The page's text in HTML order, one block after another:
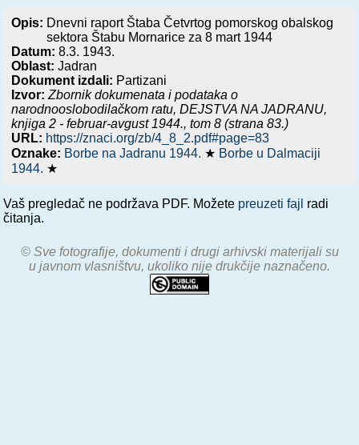
Opis: Dnevni raport Štaba Četvrtog pomorskog obalskog
sektora Štabu Mornarice za 8 mart 1944
Datum:8.3. 1943.
Oblast: Jadran
Dokument izdali: Partizani
Izvor: Zbornik dokumenata i podataka o
narodnooslobodilačkom ratu,DEJSTVA NA JADRANU,
knjiga 2 - februar-avgust 1944., tom 8 (strana 83.)
URL: https://znaci.org/zb/4_8_2.pdf#page=83
Oznake: Borbe na Jadranu 1944. ★ Borbe u Dalmaciji
1944. ★
Vaš pregledač ne podržava PDF. Možete preuzeti fajl radi
čitanja.
© Sve fotografije, dokumenti i drugi arhivski materijali su
u javnom vlasništvu, ukoliko nije drukčije naznačeno.